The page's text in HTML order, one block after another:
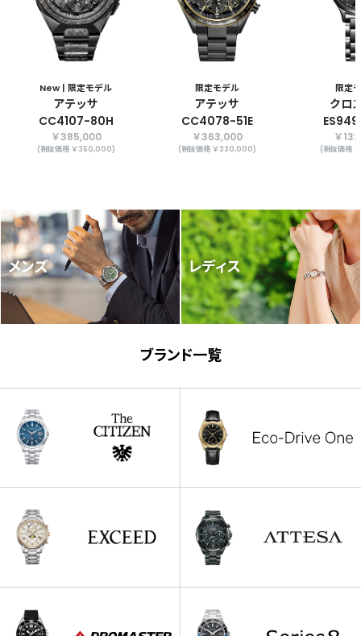
アテッサ
CC4107-80H
￥385,000
(税抜価格 ￥350,000)
New | 限定モデル
アテッサ
CC4078-51E
￥363,000
(税抜価格 ￥330,000)
限定モデル
クロ
￥
(税抜価格
限定
メンズ レディス
ブランド一覧